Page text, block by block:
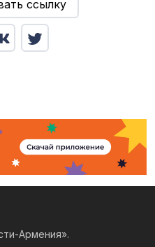
ссылку
Армения».